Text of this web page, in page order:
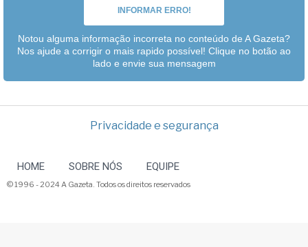
INFORMAR ERRO!
Notou alguma informação incorreta no conteúdo de A Gazeta?
Nos ajude a corrigir o mais rapido possível! Clique no botão ao
lado e envie sua mensagem
Privacidade e segurança
HOME SOBRE NÓS EQUIPE
© 1996 - 2024 A Gazeta. Todos os direitos reservados